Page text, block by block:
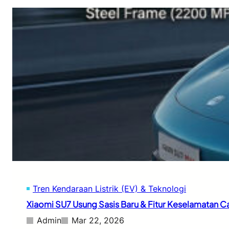
Tren Kendaraan Listrik (EV) & Teknologi
Xiaomi SU7 Usung Sasis Baru & Fitur Keselamatan
Admin Mar 22, 2026